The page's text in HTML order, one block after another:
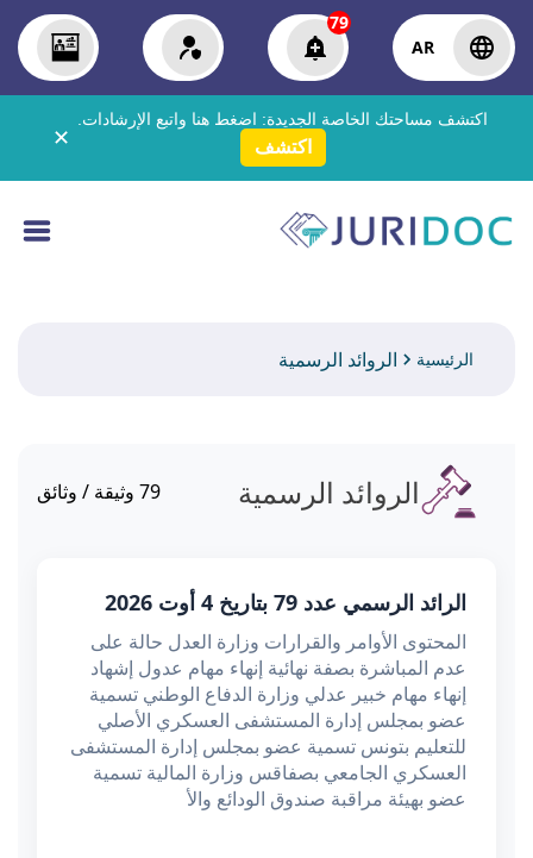
AR
79
اكتشف مساحتك الخاصة الجديدة: اضغط هنا واتبع الإرشادات.
اكتشف ✕
الرئيسية الروائد الرسمية
الروائد الرسمية 79 وثيقة / وثائق
الرائد الرسمي عدد 79 بتاريخ 4 أوت 2026
المحتوى الأوامر والقرارات وزارة العدل حالة على
عدم المباشرة بصفة نهائية إنهاء مهام عدول إشهاد
إنهاء مهام خبير عدلي وزارة الدفاع الوطني تسمية
عضو بمجلس إدارة المستشفى العسكري الأصلي
للتعليم بتونس تسمية عضو بمجلس إدارة المستشفى
العسكري الجامعي بصفاقس وزارة المالية تسمية
عضو بهيئة مراقبة صندوق الودائع والأ